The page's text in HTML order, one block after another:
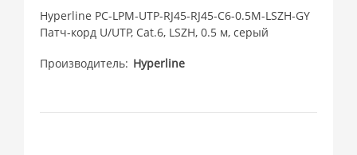
Hyperline PC-LPM-UTP-RJ45-RJ45-C6-0.5M-LSZH-GY
Патч-корд U/UTP, Cat.6, LSZH, 0.5 м, серый
Производитель Hyperline